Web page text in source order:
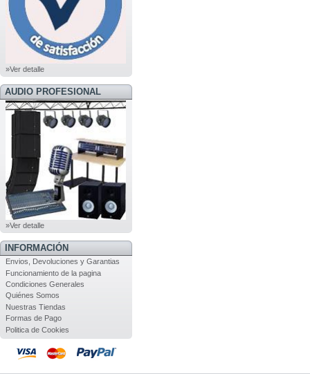
»Ver detalle
AUDIO PROFESIONAL
»Ver detalle
INFORMACIÓN
Envios, Devoluciones y Garantias
Funcionamiento de la pagina
Condiciones Generales
Quiénes Somos
Nuestras Tiendas
Formas de Pago
Politica de Cookies